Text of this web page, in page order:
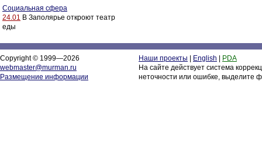
Социальная сфера
24.01 В Заполярье откроют театр
еды
Copyright © 1999—2026
webmaster@murman.ru
Размещение информации
Наши проекты English
PDA
На сайте действует система
неточности или ошибке, выделите